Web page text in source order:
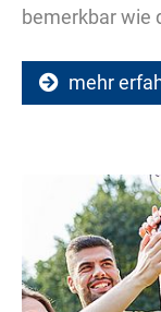
bemerkbar wie
mehr